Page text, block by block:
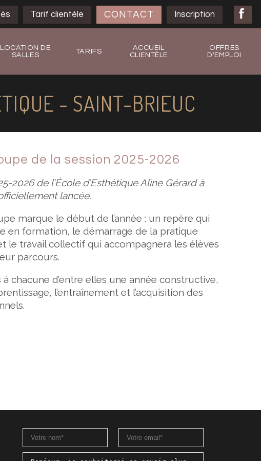
Tarif clientèle CONTACT Inscription
LOCATION DE
SALLES
TARIFS
ACCUEIL
CLIENTÈLE
OFFRES
D'EMPLOI
- SAINT-BRIEUC
de la session 2025-2026
2026 de l’École d’Esthétique Aline Gérard à
lancée.
marque le début de l’année : un repère qui
en formation, le démarrage de la pratique
le travail collectif qui accompagnera les élèves
parcours.
chacune d’entre elles une année constructive,
l’entraînement et l’acquisition des